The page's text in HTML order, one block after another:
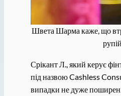
Швета Шарма каже, що
рупій
Срікант Л., який керує
під назвою Cashless
випадки не дуже